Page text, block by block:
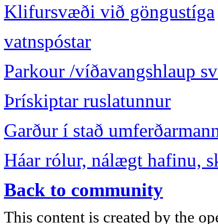
Klifursvæði við göngustíga
vatnspóstar
Parkour /víðavangshlaup
Þrískiptar ruslatunnur
Garður í stað
Háar rólur, nálægt hafinu,
Back to community
This content is created by the